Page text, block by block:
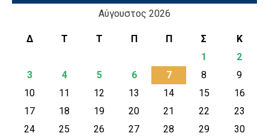
Αύγουστος 2026
Δ Τ Τ Π Π Σ
Κ
1
2
3
4 5 6 7 8
9
10
11 12 13 14 15
16
17
18 19 20 21 22
23
24
25 26 27 28 29
30